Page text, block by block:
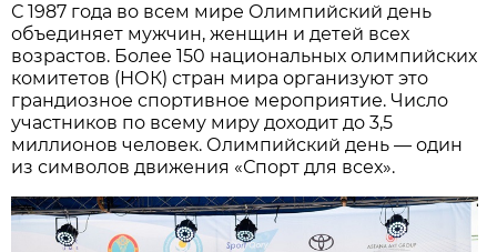
С 1987 года во всем мире Олимпийский день
объединяет мужчин, женщин и детей всех
возрастов. Более 150 национальных олимпийских
комитетов (НОК) стран мира организуют это
грандиозное спортивное мероприятие. Число
участников по всему миру доходит до 3,5
миллионов человек. Олимпийский день — один
из символов движения «Спорт для всех».